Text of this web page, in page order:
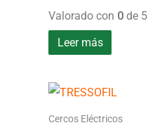
Valorado con 0 de 5
Leer más
Cercos Eléctricos